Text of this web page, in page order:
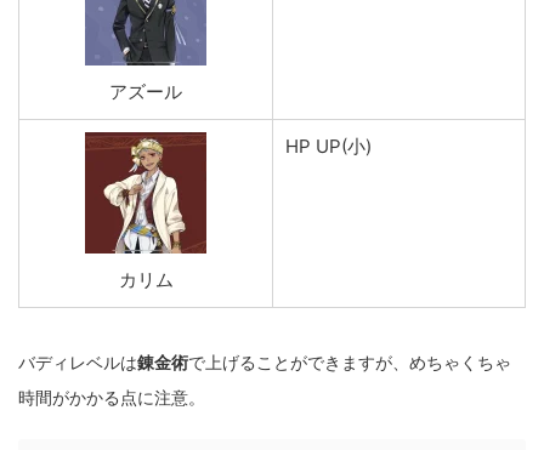
アズール
カリム
HP UP(小)
バディレベルは錬金術で上げることができますが、めちゃくちゃ
時間がかかる点に注意。